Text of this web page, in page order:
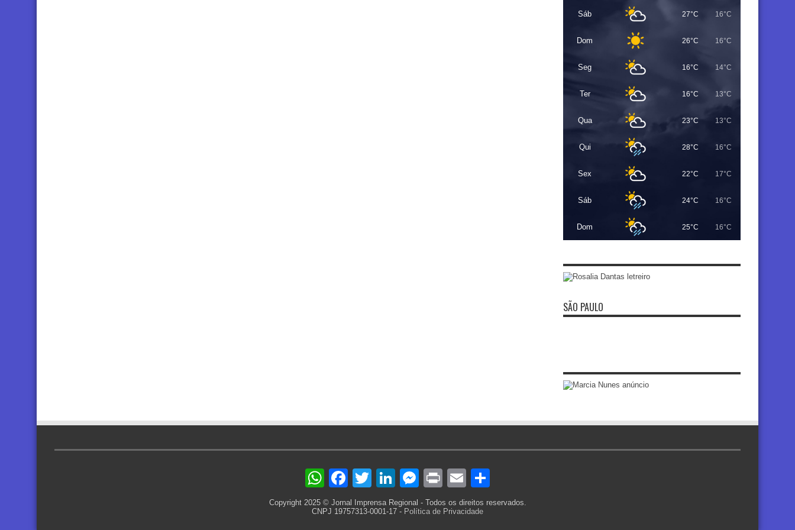
Sáb 27°C 16°C
Dom 26°C 16°C
Seg 16°C 14°C
Ter 16°C 13°C
Qua 23°C 13°C
Qui 28°C 16°C
Sex 22°C 17°C
Sáb 24°C 16°C
Dom 25°C 16°C
SÃO PAULO
WhatsApp
Facebook
TwitterLinkedIn
Messenger
PrintEmail
Copyright 2025 © Jornal Imprensa Regional - Todos os direitos reservados.
CNPJ 19757313-0001-17 - Política de Privacidade